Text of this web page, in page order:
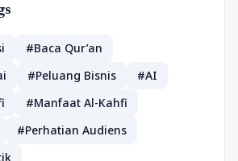
#Baca Qur’an
#Peluang Bisnis
#AI
#Manfaat Al-Kahfi
#Perhatian Audiens